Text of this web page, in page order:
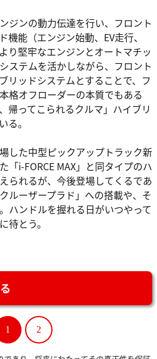
ジンの動力伝達を行い、フロント
機能（エンジン始動、EV走行、
り堅牢なエンジンとオートマチッ
ステムを活かしながら、フロント
リッドシステムとすることで、フ
格オフローダーの本質でもある
帰ってこられるクルマ」ハイブリ
る。
した中型ピックアップトラック新
「i-FORCE MAX」と同タイプのハ
られるが、今後登場してくるであ
ルーザープラド」への搭載や、そ
ハンドルを握れる日がいつやって
待とう。
1 2